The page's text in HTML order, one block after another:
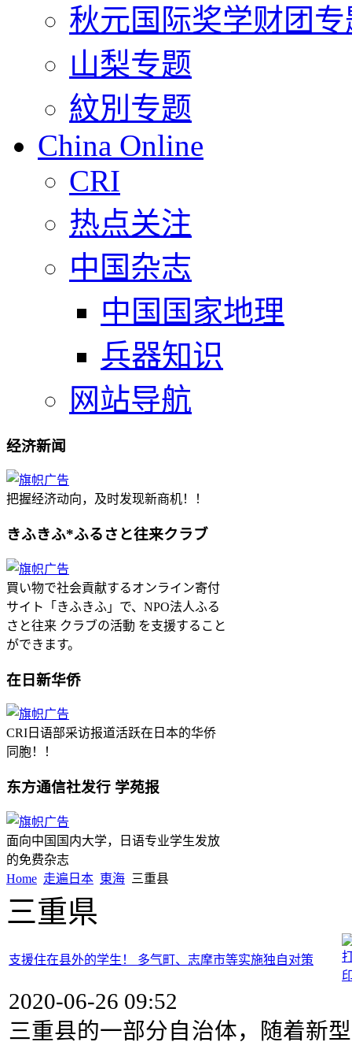
秋元国际奖学财团专
山梨专题
紋別专题
China Online
CRI
热点关注
中国杂志
中国国家地理
兵器知识
网站导航
经济新闻
把握经济动向，及时发现新商机！！
きふきふ*ふるさと往来クラブ
買い物で社会貢献するオンライン寄付
サイト「きふきふ」で、NPO法人ふる
さと往来 クラブの活動 を支援すること
ができます。
在日新华侨
CRI日语部采访报道活跃在日本的华侨
同胞！！
东方通信社发行 学苑报
面向中国国内大学，日语专业学生发放
的免费杂志
Home 走遍日本 東海 三重县
三重県
支援住在县外的学生！ 多气町、志摩市等实施独自对策
2020-06-26 09:52
三重县的一部分自治体，随着新